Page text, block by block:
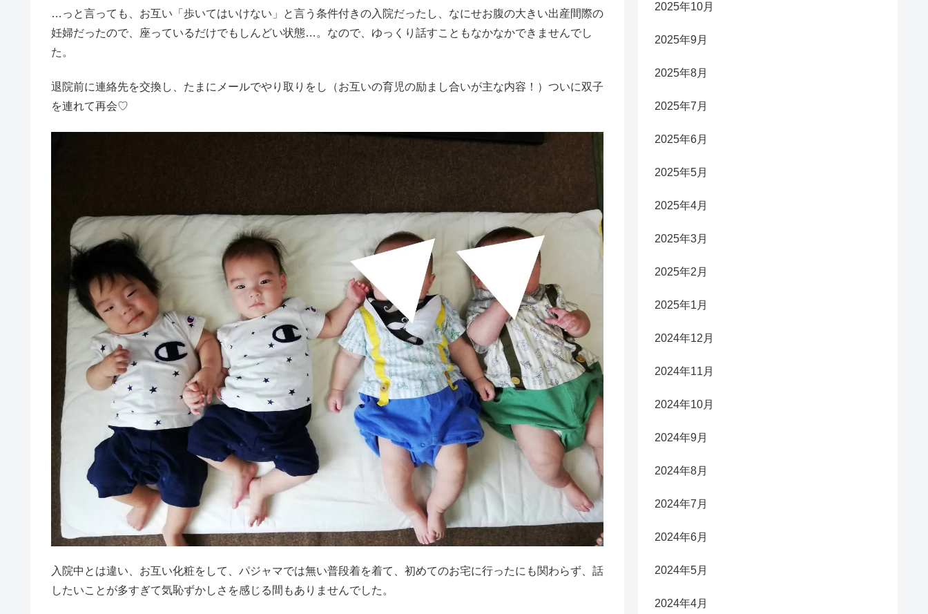
…っと言っても、お互い「歩いてはいけない」と言う条件付きの入院だったし、なにせお腹の大きい出産間際の
妊婦だったので、座っているだけでもしんどい状態…。なので、ゆっくり話すこともなかなかできませんでし
た。
退院前に連絡先を交換し、たまにメールでやり取りをし（お互いの育児の励まし合いが主な内容！）ついに双子
を連れて再会♡
入院中とは違い、お互い化粧をして、パジャマでは無い普段着を着て、初めてのお宅に行ったにも関わらず、話
したいことが多すぎて気恥ずかしさを感じる間もありませんでした。
2025年10月
2025年9月
2025年8月
2025年7月
2025年6月
2025年5月
2025年4月
2025年3月
2025年2月
2025年1月
2024年12月
2024年11月
2024年10月
2024年9月
2024年8月
2024年7月
2024年6月
2024年5月
2024年4月